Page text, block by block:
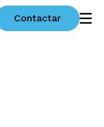
Contactar